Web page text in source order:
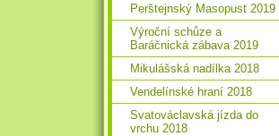
Perštejnský Masopust 2019
Výroční schůze a
Baráčnická zábava 2019
Mikulášská nadílka 2018
Vendelínské hraní 2018
Svatováclavská jízda do
vrchu 2018